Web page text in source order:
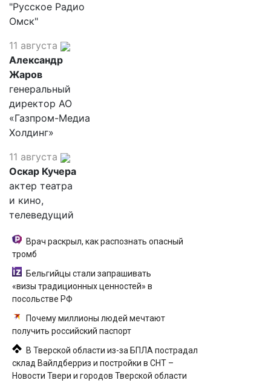
"Русское Радио
Омск"
11 августа
Александр
Жаров
генеральный
директор АО
«Газпром-Медиа
Холдинг»
11 августа
Оскар Кучера
актер театра
и кино,
телеведущий
Врач раскрыл, как распознать опасный
тромб
Бельгийцы стали запрашивать
«визы традиционных ценностей» в
посольстве РФ
Почему миллионы людей мечтают
получить российский паспорт
В Тверской области из-за БПЛА пострадал
склад Вайлдберриз и постройки в СНТ –
Новости Твери и городов Тверской области